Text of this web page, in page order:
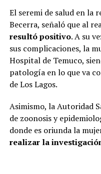
El seremi de salud en la
Becerra, señaló que al
resultó positivo. A su
sus complicaciones, la
Hospital de Temuco,
patología en lo que va
de Los Lagos.
Asimismo, la Autoridad
de zoonosis y
donde es oriunda la
realizar la